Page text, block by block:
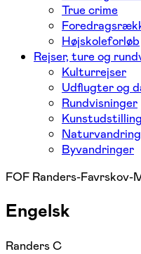
True crime
Højskoleforløb
Rejser, ture og
Kulturrejser
Udflugter og
Rundvisninger
Byvandringer
FOF Randers-
Engelsk
Randers C